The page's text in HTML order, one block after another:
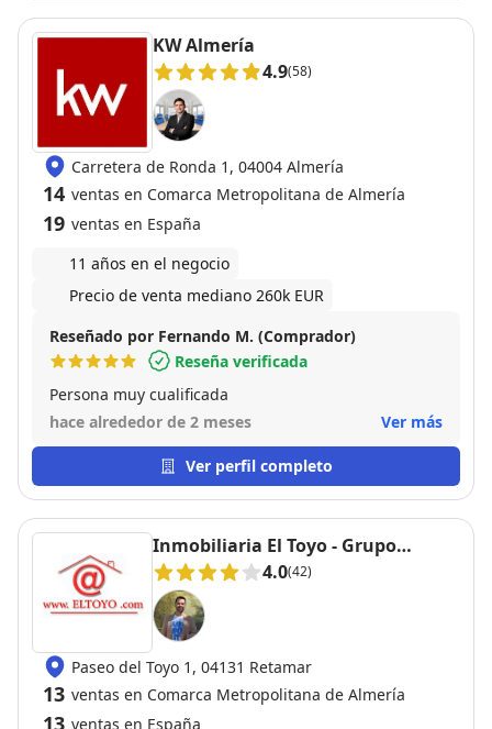
KW Almería
4.9(58)
Carretera de Ronda 1, 04004 Almería
14 ventas en Comarca Metropolitana de Almería
19 ventas en España
11 años en el negocio
Precio de venta mediano 260k EUR
Reseñado por Fernando M. (Comprador)
Reseña verificada
Persona muy cualificada
hace alrededor de 2 meses
Ver más
Ver perfil completo
Inmobiliaria El Toyo - Grupo
Almería Gestión Inmobiliaria
4.0(42)
Paseo del Toyo 1, 04131 Retamar
13 ventas en Comarca Metropolitana de Almería
13 ventas en España